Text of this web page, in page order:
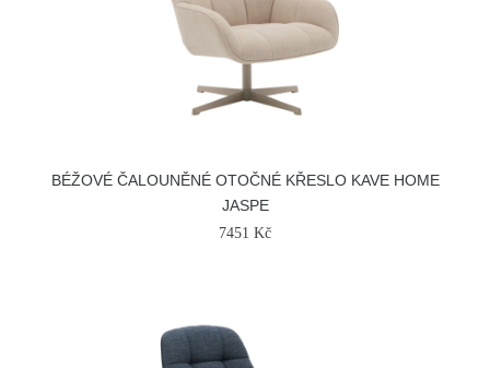
BÉŽOVÉ ČALOUNĚNÉ OTOČNÉ KŘESLO KAVE HOME
JASPE
7451 Kč